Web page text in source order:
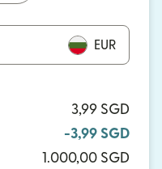
EUR
3,99 SGD
-3,99 SGD
1.000,00 SGD